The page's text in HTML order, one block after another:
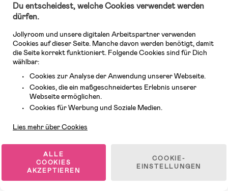
Auf Lager
(0)
Hauck Erweiterung
Schraubgitter 15 cm, Eco Beech
24,99 €
Auf Lager
90x90 cm, Beige
79,99 €
UVP: 99,99 €
Du entscheidest, welche Cookies verwendet werden
dürfen.
Jollyroom und unsere digitalen Arbeitspartner verwenden
Cookies auf dieser Seite. Manche davon werden benötigt, damit
die Seite korrekt funktioniert. Folgende Cookies sind für Dich
wählbar:
Cookies zur Analyse der Anwendung unserer Webseite.
Cookies, die ein maßgeschneidertes Erlebnis unserer
Webseite ermöglichen.
Cookies für Werbung und Soziale Medien.
Lies mehr über Cookies
ALLE
COOKIES
AKZEPTIEREN
COOKIE-
EINSTELLUNGEN